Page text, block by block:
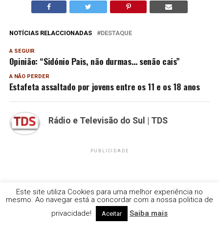
NOTÍCIAS RELACCIONADAS DESTAQUE
A SEGUIR
Opinião: “Sidónio Pais, não durmas… senão cais”
A NÃO PERDER
Estafeta assaltado por jovens entre os 11 e os 18 anos
Rádio e Televisão do Sul | TDS
PUBLICIDADE
Este site utiliza Cookies para uma melhor experiência no
mesmo. Ao navegar está a concordar com a nossa politica de
privacidade!
Aceitar Saiba mais